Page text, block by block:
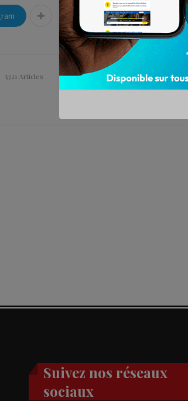
5321 Articles
0
Suivez nos réseaux
sociaux